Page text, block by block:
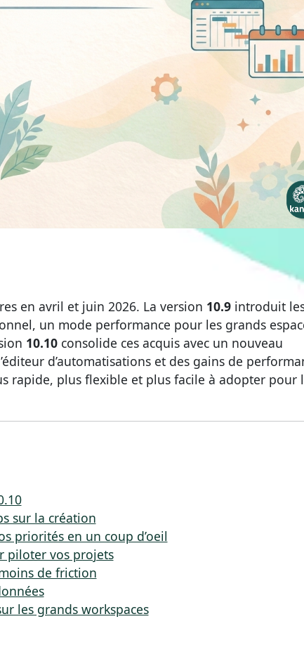
en avril et juin 2026. La version 10.9introduit
un mode performance pour les grands
10.10consolide ces acquis avec un nouveau
d’automatisations et des gains de
rapide, plus flexible et plus facile à adopter pour
sur la création
priorités en un coup d’oeil
piloter vos projets
de friction
les grands workspaces